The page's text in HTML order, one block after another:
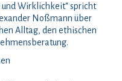
und Wirklichkeit“ spricht
Noßmann über
Alltag, den ethischen